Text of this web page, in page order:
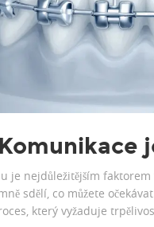
je nejdůležitějším
sdělí, co můžete
který vyžaduje